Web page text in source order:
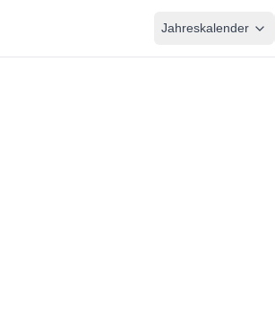
Jahreskalender